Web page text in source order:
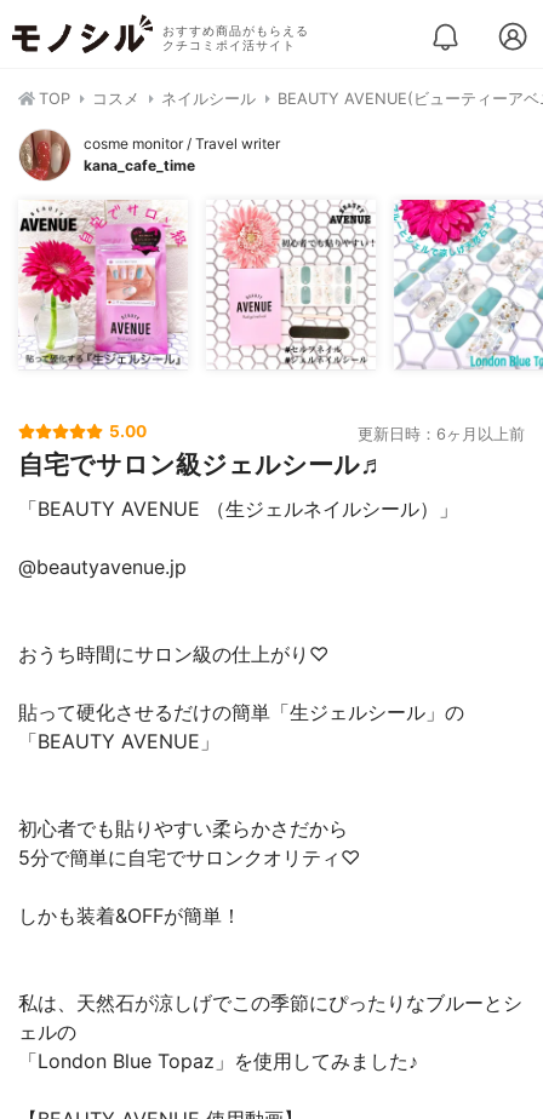
おすすめ商品がもらえる
クチコミポイ活サイト
TOP コスメ ネイルシール BEAUTY AVENUE(ビューティーア
cosme monitor / Travel writer
kana_cafe_time
5.00 更新日時：6ヶ月以上前
自宅でサロン級ジェルシール♬
「BEAUTY AVENUE （生ジェルネイルシール）」
@beautyavenue.jp
おうち時間にサロン級の仕上がり♡
貼って硬化させるだけの簡単「生ジェルシール」の
「BEAUTY AVENUE」
初心者でも貼りやすい柔らかさだから
5分で簡単に自宅でサロンクオリティ♡
しかも装着&OFFが簡単！
私は、天然石が涼しげでこの季節にぴったりなブルーとシ
ェルの
「London Blue Topaz」を使用してみました♪